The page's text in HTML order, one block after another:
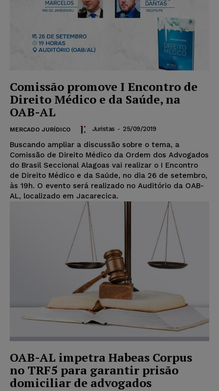
Comissão promove I Encontro de
Direito Médico e da Saúde, na
OAB-AL
MERCADO JURÍDICO Juristas - 25/09/2019
Buscando ampliar a discussão sobre o tema, a
Comissão de Direito Médico da Ordem dos Advogados
do Brasil Seccional Alagoas vai realizar o I Encontro
de Direito Médico e da Saúde, no dia 26 de setembro,
às 19h. O evento será realizado no Auditório da OAB-
AL, localizado em Jacarecica.
OAB-AL impetra Habeas Corpus
no TRF5 para garantir prisão
domiciliar de advogados